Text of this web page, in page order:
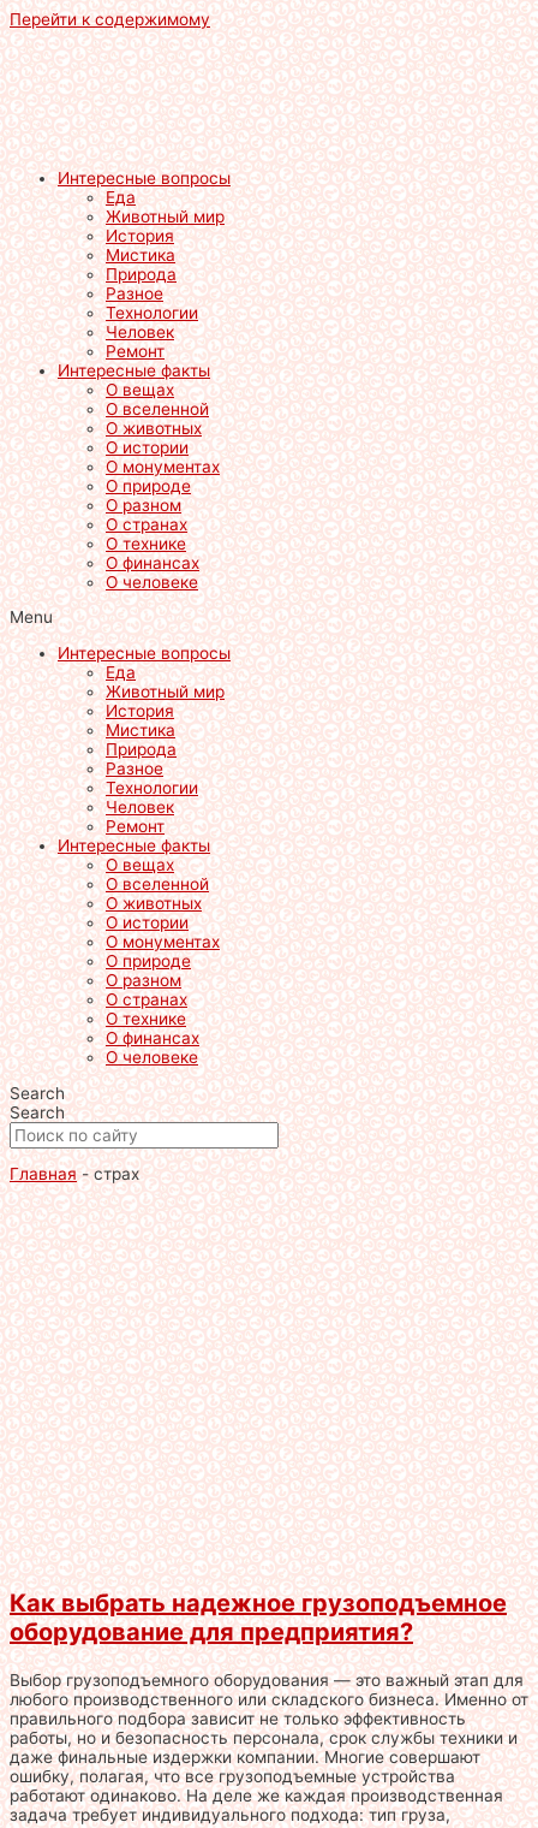
Перейти к содержимому
Интересные вопросы
Еда
Животный мир
История
Мистика
Природа
Разное
Технологии
Человек
Ремонт
Интересные факты
О вещах
О вселенной
О животных
О истории
О монументах
О природе
О разном
О странах
О технике
О финансах
О человеке
Menu
Интересные вопросы
Еда
Животный мир
История
Мистика
Природа
Разное
Технологии
Человек
Ремонт
Интересные факты
О вещах
О вселенной
О животных
О истории
О монументах
О природе
О разном
О странах
О технике
О финансах
О человеке
Search
Search
Главная-страх
Как выбрать надежное грузоподъемное
оборудование для предприятия?
Выбор грузоподъемного оборудования — это важный этап для
любого производственного или складского бизнеса. Именно от
правильного подбора зависит не только эффективность
работы, но и безопасность персонала, срок службы техники и
даже финальные издержки компании. Многие совершают
ошибку, полагая, что все грузоподъемные устройства
работают одинаково. На деле же каждая производственная
задача требует индивидуального подхода: тип груза,